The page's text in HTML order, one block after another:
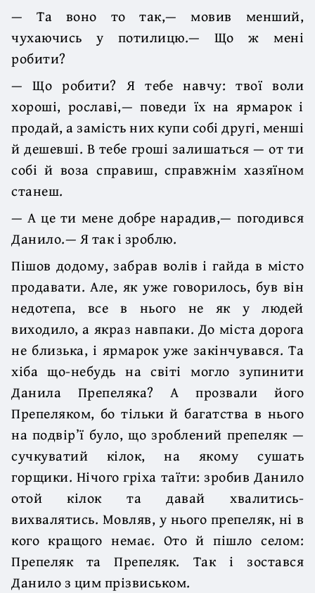
— Та воно то так,— мовив менший,
чухаючись у потилицю.— Що ж мені
робити?
— Що робити? Я тебе навчу: твої воли
хороші, рославі,— поведи їх на ярмарок і
продай, а замість них купи собі другі, менші
й дешевші. В тебе гроші залишаться — от ти
собі й воза справиш, справжнім хазяїном
станеш.
— А це ти мене добре нарадив,— погодився
Данило.— Я так і зроблю.
Пішов додому, забрав волів і гайда в місто
продавати. Але, як уже говорилось, був він
недотепа, все в нього не як у людей
виходило, а якраз навпаки. До міста дорога
не близька, і ярмарок уже закінчувався. Та
хіба що-небудь на світі могло зупинити
Данила Препеляка? А прозвали його
Препеляком, бо тільки й багатства в нього
на подвір’ї було, що зроблений препеляк —
сучкуватий кілок, на якому сушать
горщики. Нічого гріха таїти: зробив Данило
отой кілок та давай хвалитись-
вихвалятись. Мовляв, у нього препеляк, ні в
кого кращого немає. Ото й пішло селом:
Препеляк та Препеляк. Так і зостався
Данило з цим прізвиськом.